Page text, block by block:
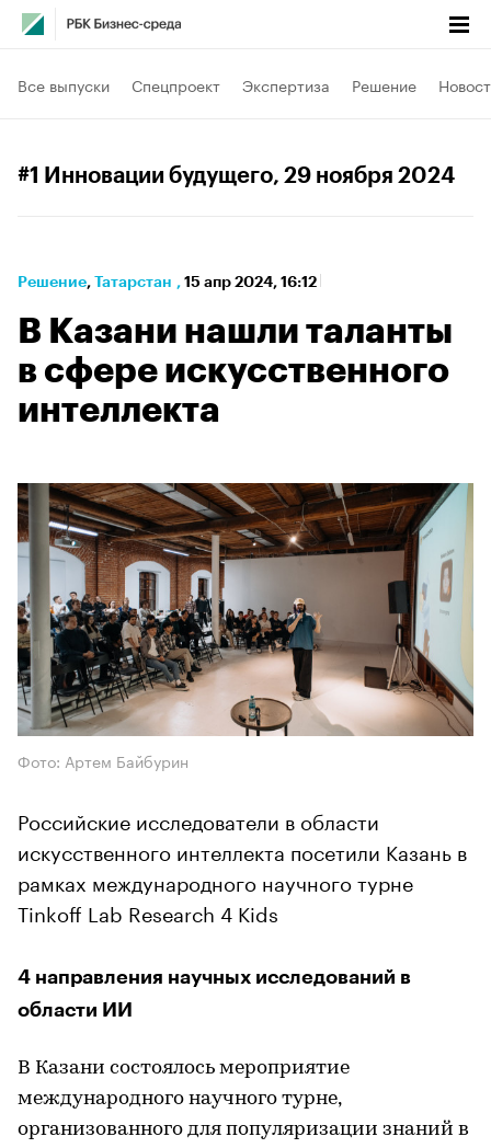
Все выпуски Спецпроект Экспертиза Решение
#1 Инновации будущего, 29 ноября 2024
Решение⁠, Татарстан , 15 апр 2024, 16:12
В Казани нашли таланты
в сфере искусственного
интеллекта
Фото: Артем Байбурин
Российские исследователи в области
искусственного интеллекта посетили Казань в
рамках международного научного турне
Tinkoff Lab Research 4 Kids
4 направления научных исследований в
области ИИ
В Казани состоялось мероприятие
международного научного турне,
организованного для популяризации знаний в